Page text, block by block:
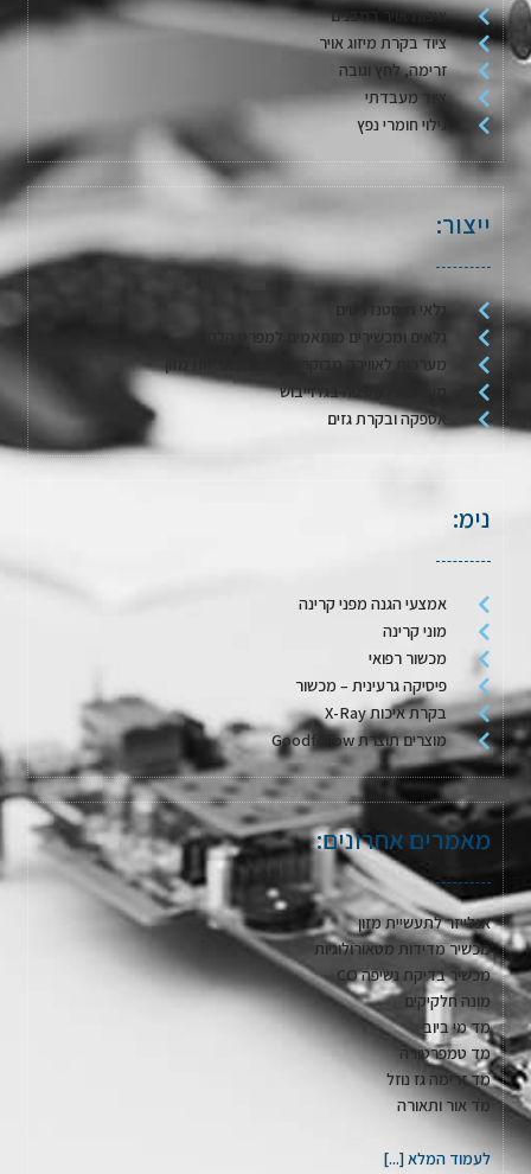
איכות אויר במבנים
ציוד בקרת מיזוג אויר
זרימה, לחץ וגובה
ציוד מעבדתי
גילוי חומרי נפץ
ייצור:
גלאי גז סטנדרטים
גלאים ומכשירים מותאמים למפרט הלקוח
מערכות לאווירה מבוקרת / דגימת אריזות מזון
מערכות לשטיפה בגז וייבוש
אספקה ובקרת גזים
נימ:
אמצעי הגנה מפני קרינה
מוני קרינה
מכשור רפואי
פיסיקה גרעינית – מכשור
בקרת איכות X-Ray
מוצרים תוצרת Goodfellow
מאמרים אחרונים:
אנלייזר לתעשיית מזון
מכשיר מדידות מטאורולוגיות
מכשיר בדיקת נשיפה CO
מונה חלקיקים
מד מי ביוב
מד טמפרטורה
מד זרימה גז נוזל
מד אור ותאורה
לעמוד המלא [...]